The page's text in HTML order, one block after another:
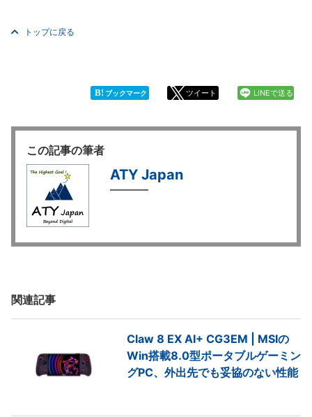
トップに戻る
B! ブックマーク ツイート LINEで送る
この記事の筆者
ATY Japan
関連記事
Claw 8 EX AI+ CG3EM | MSIの
Win搭載8.0型ポータブルゲーミン
グPC、外出先でも妥協のない性能